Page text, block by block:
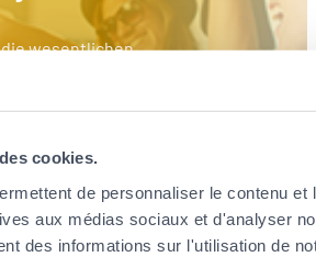
cookies.
de personnaliser le contenu
aux médias sociaux et d'analyser
des informations sur l'utilisation de
wesentlichen
ausgewählt.